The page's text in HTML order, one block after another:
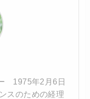
1975年2月6日
スのための経理